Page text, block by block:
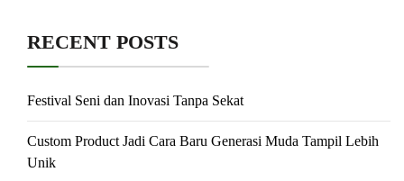
RECENT POSTS
Festival Seni dan Inovasi Tanpa Sekat
Custom Product Jadi Cara Baru Generasi Muda Tampil Lebih
Unik